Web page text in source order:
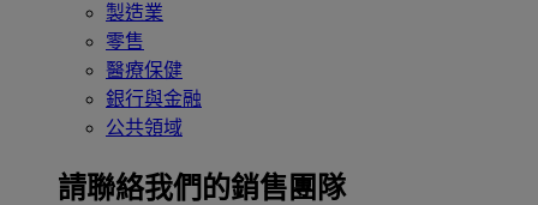
製造業
零售
醫療保健
銀行與金融
公共領域
請聯絡我們的銷售團隊